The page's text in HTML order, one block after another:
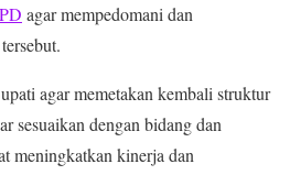
agar mempedomani dan
agar memetakan kembali struktur
sesuaikan dengan bidang dan
meningkatkan kinerja dan